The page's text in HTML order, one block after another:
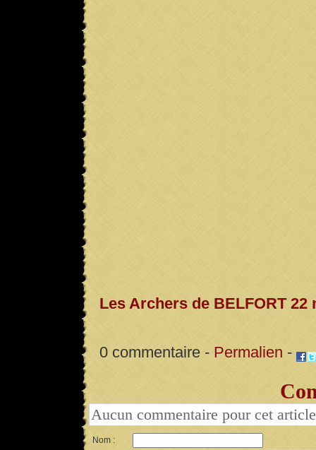
Les Archers de BELFORT 22
0 commentaire - Permalien -
Aucun commentaire pour cet article
Nom :